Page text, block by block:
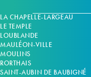
LA CHAPELLE-LARGEAU
LE TEMPLE
LOUBLANDE
MAULÉON-VILLE
MOULINS
RORTHAIS
SAINT-AUBIN DE BAUBIGNÉ